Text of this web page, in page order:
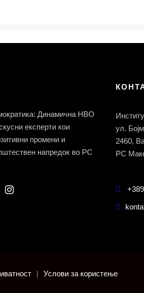
Динамична НВО
експерти кои
промени и
напредок во РС
ул.
2460,
РС
| Услови за користење